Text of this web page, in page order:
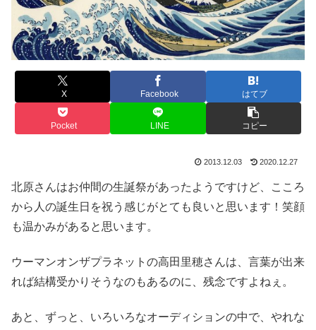
X Facebook はてブ
Pocket LINE コピー
2013.12.03 2020.12.27
北原さんはお仲間の生誕祭があったようですけど、こころ
から人の誕生日を祝う感じがとても良いと思います！笑顔
も温かみがあると思います。
ウーマンオンザプラネットの高田里穂さんは、言葉が出来
れば結構受かりそうなのもあるのに、残念ですよねぇ。
あと、ずっと、いろいろなオーディションの中で、やれな